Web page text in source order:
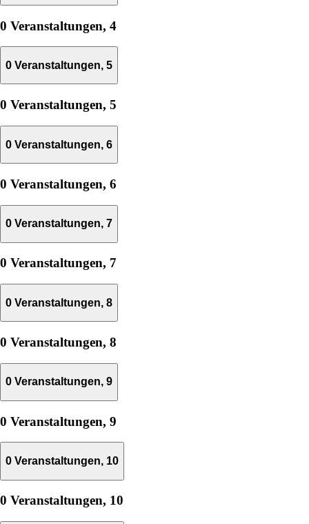
0 Veranstaltungen, 4
0 Veranstaltungen, 5
0 Veranstaltungen, 5
0 Veranstaltungen, 6
0 Veranstaltungen, 6
0 Veranstaltungen, 7
0 Veranstaltungen, 7
0 Veranstaltungen, 8
0 Veranstaltungen, 8
0 Veranstaltungen, 9
0 Veranstaltungen, 9
0 Veranstaltungen, 10
0 Veranstaltungen, 10